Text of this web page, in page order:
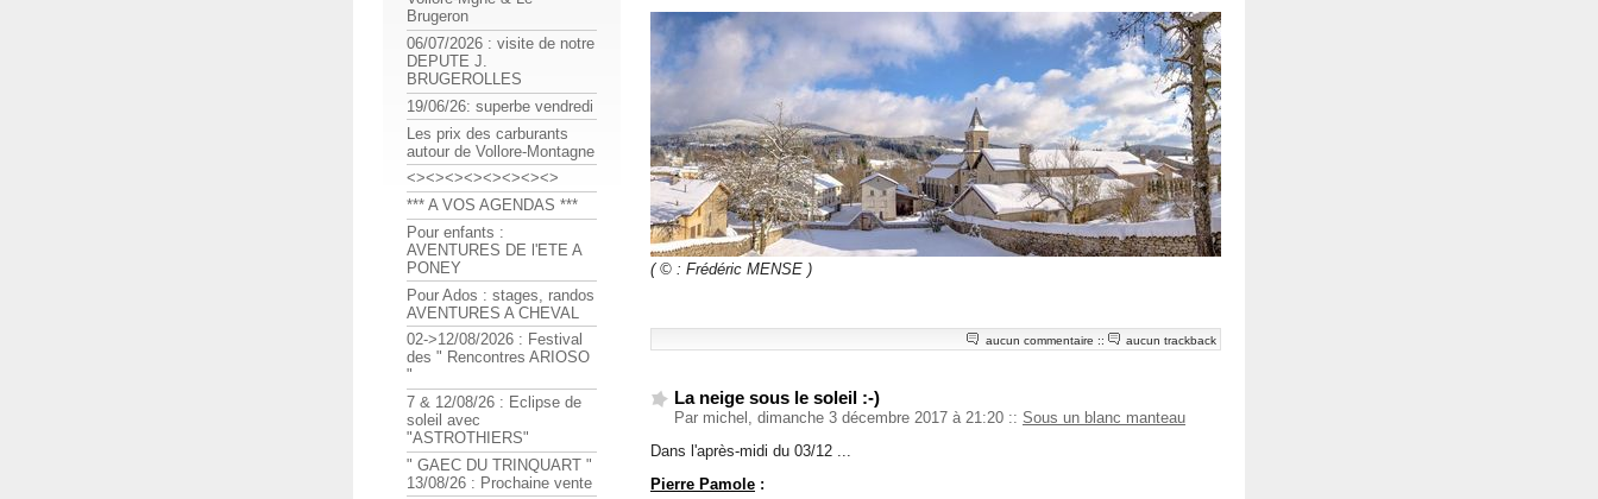
( © : Frédéric MENSE )
aucun commentaire :: aucun trackback
La neige sous le soleil :-)
Par michel, dimanche 3 décembre 2017 à 21:20 :: Sous un blanc manteau
Dans l'après-midi du 03/12 ...
Pierre Pamole :
Brugeron
06/07/2026 : visite de notre
DEPUTE J.
BRUGEROLLES
19/06/26: superbe vendredi
Les prix des carburants
autour de Vollore-Montagne
<><><><><><><><>
*** A VOS AGENDAS ***
Pour enfants :
AVENTURES DE l'ETE A
PONEY
Pour Ados : stages, randos
AVENTURES A CHEVAL
02->12/08/2026 : Festival
des " Rencontres ARIOSO
"
7 & 12/08/26 : Eclipse de
soleil avec
"ASTROTHIERS"
" GAEC DU TRINQUART "
13/08/26 : Prochaine vente